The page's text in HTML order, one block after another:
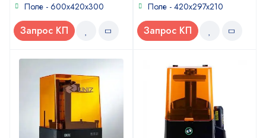
Поле - 600x420x300
Запрос КП
Поле - 420x297x210
Запрос КП